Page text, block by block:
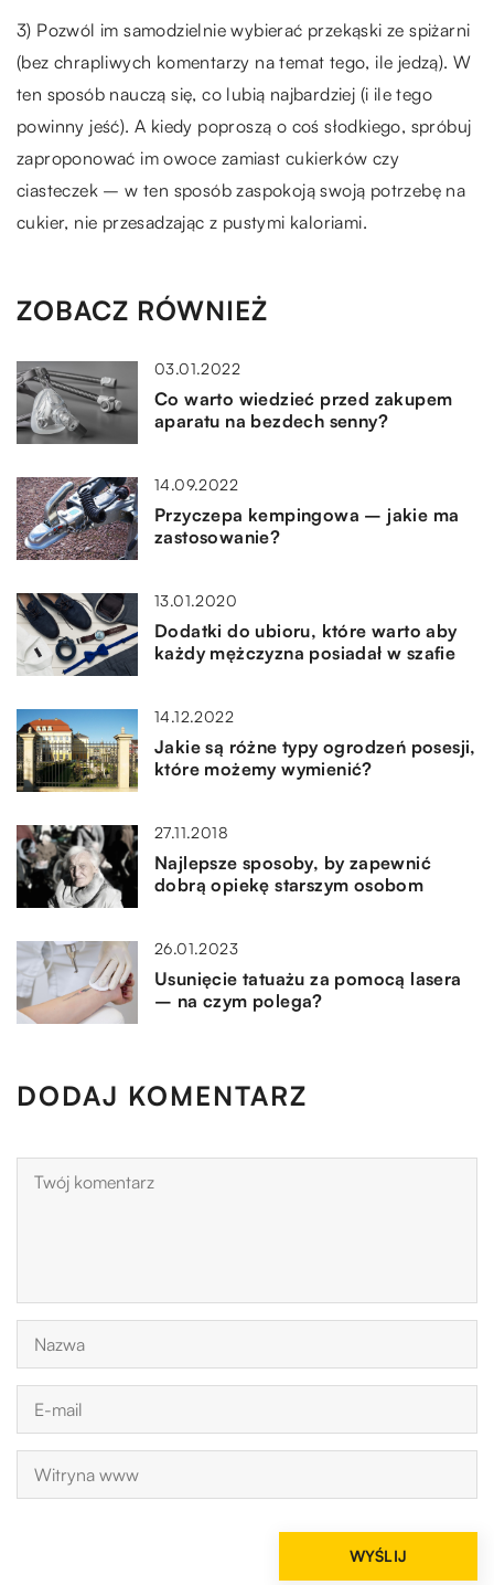
3) Pozwól im samodzielnie wybierać przekąski ze spiżarni
(bez chrapliwych komentarzy na temat tego, ile jedzą). W
ten sposób nauczą się, co lubią najbardziej (i ile tego
powinny jeść). A kiedy poproszą o coś słodkiego, spróbuj
zaproponować im owoce zamiast cukierków czy
ciasteczek – w ten sposób zaspokoją swoją potrzebę na
cukier, nie przesadzając z pustymi kaloriami.
ZOBACZ RÓWNIEŻ
03.01.2022
Co warto wiedzieć przed zakupem
aparatu na bezdech senny?
14.09.2022
Przyczepa kempingowa – jakie ma
zastosowanie?
13.01.2020
Dodatki do ubioru, które warto aby
każdy mężczyzna posiadał w szafie
14.12.2022
Jakie są różne typy ogrodzeń posesji,
które możemy wymienić?
27.11.2018
Najlepsze sposoby, by zapewnić
dobrą opiekę starszym osobom
26.01.2023
Usunięcie tatuażu za pomocą lasera
– na czym polega?
DODAJ KOMENTARZ